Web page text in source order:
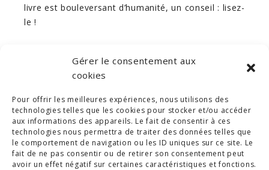
Gérer le consentement aux
cookies
Pour offrir les meilleures expériences, nous utilisons des
technologies telles que les cookies pour stocker et/ou accéder
aux informations des appareils. Le fait de consentir à ces
technologies nous permettra de traiter des données telles que
le comportement de navigation ou les ID uniques sur ce site. Le
fait de ne pas consentir ou de retirer son consentement peut
avoir un effet négatif sur certaines caractéristiques et fonctions.
livre est bouleversant d’humanité, un conseil : lisez-
le !
ABONNEZ VOUS À NOTRE NEWSLETTER